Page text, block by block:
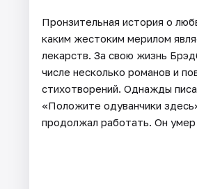
Пронзительная история о
каким жестоким мерилом
лекарств. За свою жизнь
числе несколько романов и
стихотворений. Однажды
«Положите одуванчики
продолжал работать. Он умер